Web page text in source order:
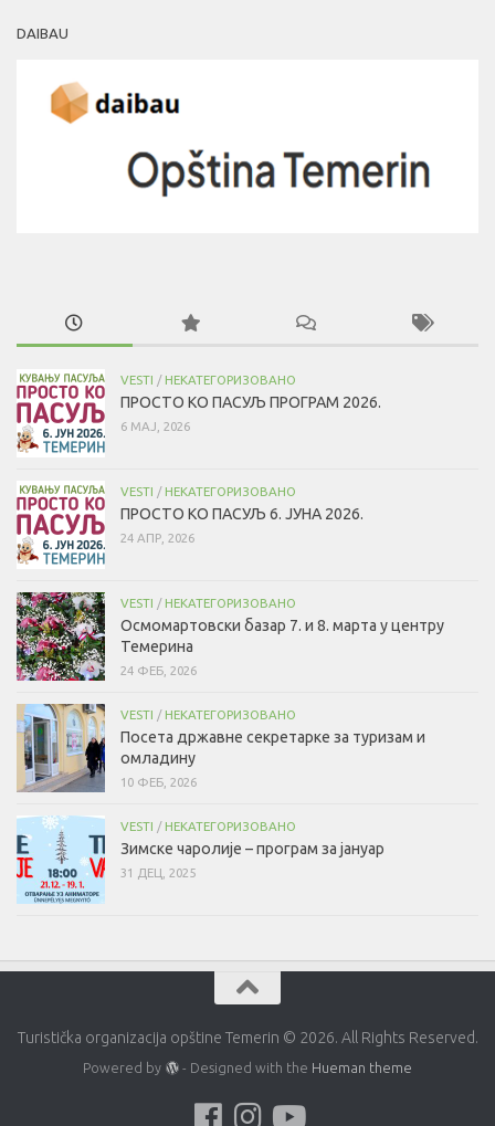
DAIBAU
VESTI / НЕКАТЕГОРИЗОВАНО
ПРОСТО КО ПАСУЉ ПРОГРАМ 2026.
6 МАЈ, 2026
VESTI / НЕКАТЕГОРИЗОВАНО
ПРОСТО КО ПАСУЉ 6. ЈУНА 2026.
24 АПР, 2026
VESTI / НЕКАТЕГОРИЗОВАНО
Осмомартовски базар 7. и 8. марта у центру
Темерина
24 ФЕБ, 2026
VESTI / НЕКАТЕГОРИЗОВАНО
Посета државне секретарке за туризам и
омладину
10 ФЕБ, 2026
VESTI / НЕКАТЕГОРИЗОВАНО
Зимске чаролије – програм за јануар
31 ДЕЦ, 2025
Turistička organizacija opštine Temerin © 2026. All Rights Reserved.
Powered by - Designed with the Hueman theme